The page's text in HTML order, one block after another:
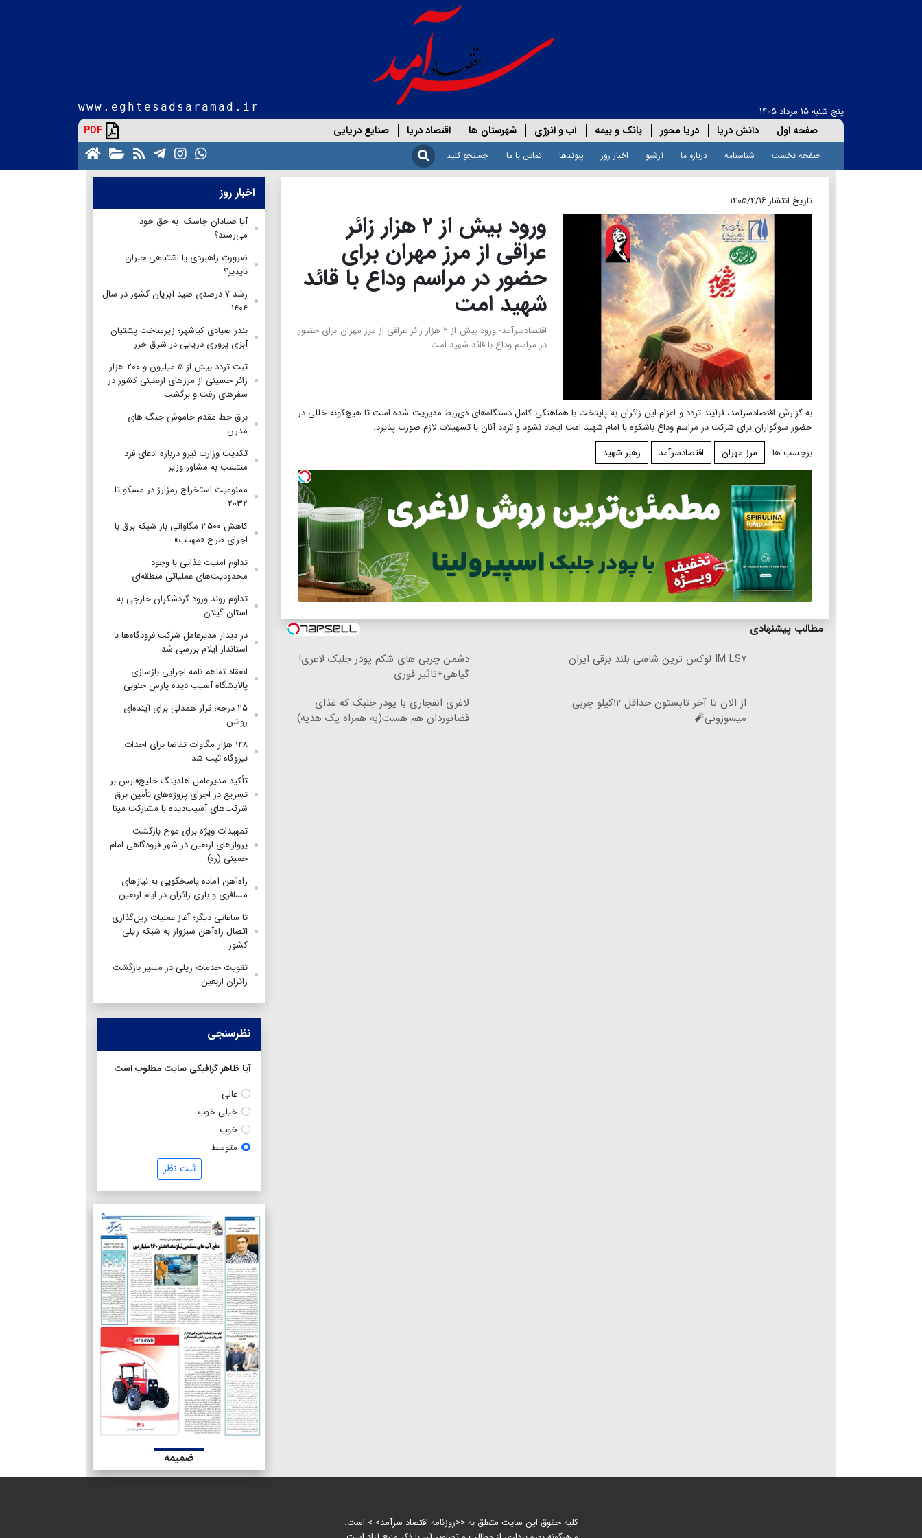
پنج شنبه ۱۵ مرداد ۱۴۰۵ www.eghtesadsaramad.ir
صفحه اول دانش دریا دریا محور بانک و بیمه آب و انرژی شهرستان ها اقتصاد دریا صنایع دریایی PDF
صفحه نخست شناسنامه درباره ما آرشیو اخبار روز پیوندها تماس با ما
تاریخ انتشار:۱۴۰۵/۴/۱۶
ورود بیش از ۲ هزار زائر
عراقی از مرز مهران برای
حضور در مراسم وداع با قائد
شهید امت
اقتصادسرآمد- ورود بیش از ۲ هزار زائر عراقی از مرز مهران برای حضور
در مراسم وداع با قائد شهید امت
به گزارش اقتصادسرآمد، فرآیند تردد و اعزام این زائران به پایتخت با هماهنگی کامل دستگاه‌های ذی‌ربط مدیریت شده است تا هیچ‌گونه خللی در
حضور سوگواران برای شرکت در مراسم وداع باشکوه با امام شهید امت ایجاد نشود و تردد آنان با تسهیلات لازم صورت پذیرد.
برچسب ها :
مرز مهران اقتصادسرآمد رهبر شهید
مطالب پیشنهادی
IM LS۷ لوکس ترین شاسی بلند برقی ایران
دشمن چربی های شکم پودر جلبک لاغری!
گیاهی+تاثیر فوری
از الان تا آخر تابستون حداقل ۱۲کیلو چربی
میسوزونی🧨
لاغری انفجاری با پودر جلبک که غذای
فضانوردان هم هست(به همراه پک هدیه)
اخبار روز
آیا صیادان جاسک به حق خود
می‌رسند؟
ضرورت راهبردی یا اشتباهی جبران
ناپذیر؟
رشد ۷ درصدی صید آبزیان کشور در سال
۱۴۰۴
بندر صیادی کیاشهر؛ زیرساخت پشتیان
آبزی پروری دریایی در شرق خزر
ثبت تردد بیش از ۵ میلیون و ۲۰۰ هزار
زائر حسینی از مرزهای اربعینی کشور در
سفرهای رفت و برگشت
برق خط مقدم خاموش جنگ های
مدرن
تکذیب وزارت نیرو درباره ادعای فرد
منتسب به مشاور وزیر
ممنوعیت استخراج رمزارز در مسکو تا
۲۰۳۲
کاهش ۳۵۰۰ مگاواتی بار شبکه برق با
اجرای طرح «مهتاب»
تداوم امنیت غذایی با وجود
محدودیت‌های عملیاتی منطقه‌ای
تداوم روند ورود گردشگران خارجی به
استان گیلان
در دیدار مدیرعامل شرکت فرودگاه‌ها با
استاندار ایلام بررسی شد
انعقاد تفاهم نامه اجرایی بازسازی
پالایشگاه آسیب دیده پارس جنوبی
۲۵ درجه؛ قرار همدلی برای آینده‌ای
روشن
۱۴۸ هزار مگاوات تقاضا برای احداث
نیروگاه ثبت شد
تأکید مدیرعامل هلدینگ خلیج‌فارس بر
تسریع در اجرای پروژه‌های تأمین برق
شرکت‌های آسیب‌دیده با مشارکت مپنا
تمهیدات ویژه برای موج بازگشت
پروازهای اربعین در شهر فرودگاهی امام
خمینی (ره)
راه‌آهن آماده پاسخگویی به نیازهای
مسافری و باری زائران در ایام اربعین
تا ساعاتی دیگر؛ آغاز عملیات ریل‌گذاری
اتصال راه‌آهن سبزوار به شبکه ریلی
کشور
تقویت خدمات ریلی در مسیر بازگشت
زائران اربعین
نظرسنجی
آیا ظاهر گرافیکی سایت مطلوب است
عالی
خیلی خوب
خوب
متوسط
ثبت نظر
ضمیمه
کلیه حقوق این سایت متعلق به <<روزنامه اقتصاد سرآمد> > است.